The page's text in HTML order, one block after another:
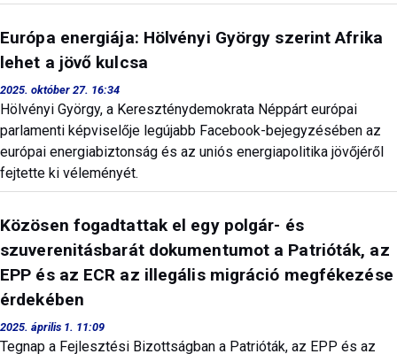
Európa energiája: Hölvényi György szerint Afrika
lehet a jövő kulcsa
2025. október 27. 16:34
Hölvényi György, a Kereszténydemokrata Néppárt európai
parlamenti képviselője legújabb Facebook-bejegyzésében az
európai energiabiztonság és az uniós energiapolitika jövőjéről
fejtette ki véleményét.
Közösen fogadtattak el egy polgár- és
szuverenitásbarát dokumentumot a Patrióták, az
EPP és az ECR az illegális migráció megfékezése
érdekében
2025. április 1. 11:09
Tegnap a Fejlesztési Bizottságban a Patrióták, az EPP és az